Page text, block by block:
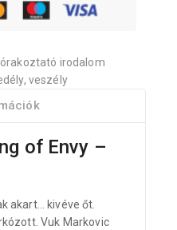
irodalom
, veszély
of Envy –
akart… kivéve őt.
Vuk Markovic